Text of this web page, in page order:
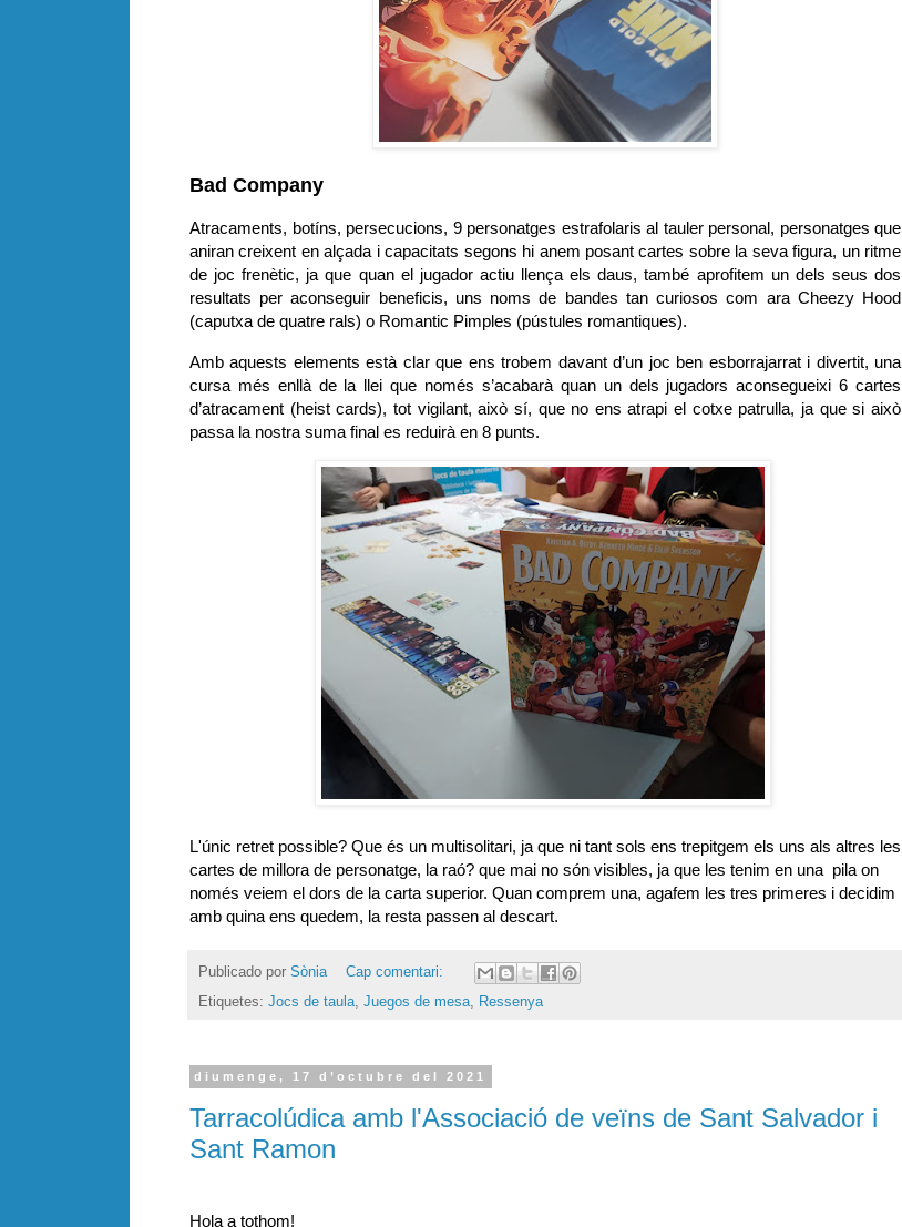
Bad Company
Atracaments, botíns, persecucions, 9 personatges estrafolaris al tauler personal, personatges que
aniran creixent en alçada i capacitats segons hi anem posant cartes sobre la seva figura, un ritme
de joc frenètic, ja que quan el jugador actiu llença els daus, també aprofitem un dels seus dos
resultats per aconseguir beneficis, uns noms de bandes tan curiosos com ara Cheezy Hood
(caputxa de quatre rals) o Romantic Pimples (pústules romantiques).
Amb aquests elements està clar que ens trobem davant d’un joc ben esborrajarrat i divertit, una
cursa més enllà de la llei que només s’acabarà quan un dels jugadors aconsegueixi 6 cartes
d’atracament (heist cards), tot vigilant, això sí, que no ens atrapi el cotxe patrulla, ja que si això
passa la nostra suma final es reduirà en 8 punts.
L'únic retret possible? Que és un multisolitari, ja que ni tant sols ens trepitgem els uns als altres les
cartes de millora de personatge, la raó? que mai no són visibles, ja que les tenim en una pila on
només veiem el dors de la carta superior. Quan comprem una, agafem les tres primeres i decidim
amb quina ens quedem, la resta passen al descart.
Publicado por Sònia
Cap comentari:
Etiquetes: Jocs de taula, Juegos de mesa, Ressenya
diumenge, 17 d’octubre del 2021
Tarracolúdica amb l'Associació de veïns de Sant Salvador i
Sant Ramon
Hola a tothom!